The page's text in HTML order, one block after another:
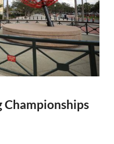
Championships